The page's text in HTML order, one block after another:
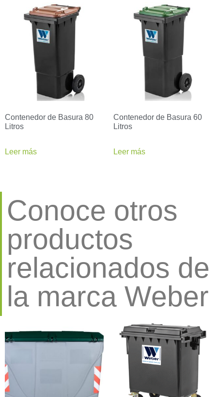
Contenedor de Basura 80
Litros
Leer más
Contenedor de Basura 60
Litros
Leer más
Conoce otros
productos
relacionados de
la marca Weber